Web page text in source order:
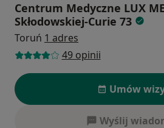
Centrum Medyczne LUX
Skłodowskiej-Curie 73
Toruń 1 adres
49 opinii
Umów
Wyślij